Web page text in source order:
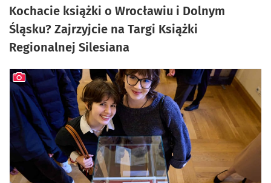
Kochacie książki o Wrocławiu i Dolnym
Śląsku? Zajrzyjcie na Targi Książki
Regionalnej Silesiana